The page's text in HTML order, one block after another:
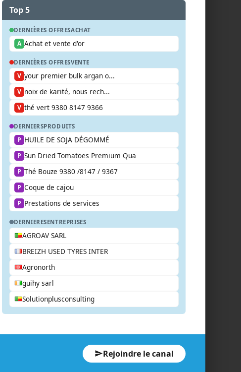
Top 5
DERNIÈRES OFFRESACHAT
A Achat et vente d'or
DERNIÈRES OFFRESVENTE
V your premier bulk argan o...
V noix de karité, nous rech...
V thé vert 9380 8147 9366
DERNIERSPRODUITS
P HUILE DE SOJA DÉGOMMÉ
P Sun Dried Tomatoes Premium Qua
P Thé Bouze 9380 /8147 / 9367
P Coque de cajou
P Prestations de services
DERNIERESENTREPRISES
AGROAV SARL
BREIZH USED TYRES INTER
Agronorth
guihy sarl
Solutionplusconsulting
Rejoindre le canal